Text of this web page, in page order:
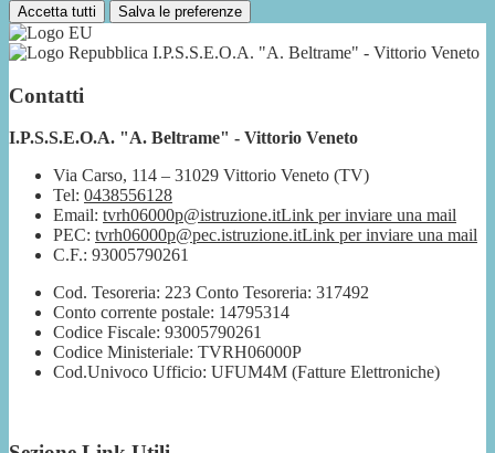
Accetta tutti Salva le preferenze
I.P.S.S.E.O.A. "A. Beltrame" - Vittorio Veneto
Contatti
I.P.S.S.E.O.A. "A. Beltrame" - Vittorio Veneto
Via Carso, 114 – 31029 Vittorio Veneto (TV)
Tel: 0438556128
Email: tvrh06000p@istruzione.itLink per inviare una mail
PEC: tvrh06000p@pec.istruzione.itLink per inviare una mail
C.F.: 93005790261
Cod. Tesoreria: 223 Conto Tesoreria: 317492
Conto corrente postale: 14795314
Codice Fiscale: 93005790261
Codice Ministeriale: TVRH06000P
Cod.Univoco Ufficio: UFUM4M (Fatture Elettroniche)